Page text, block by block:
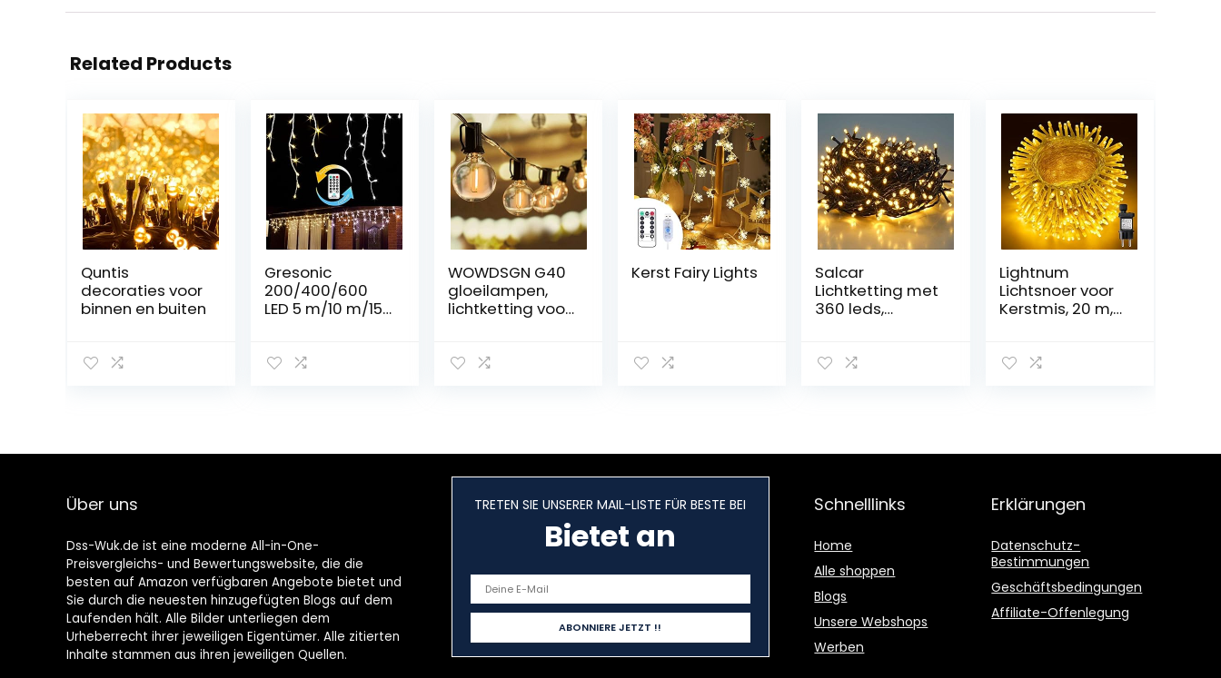
Related Products
Quntis
decoraties voor
binnen en buiten
Gresonic
200/400/600
LED 5 m/10 m/15
lichtgordijn
[energieklasse
WOWDSGN G40
gloeilampen,
lichtketting voor
lichtketting voor
geen krachten,
ideaal voor
bruiloft, feest
Kerst Fairy Lights
Salcar
Lichtketting met
360 leds,
decoratieve
warmwit, lengte
Lightnum
Lichtsnoer voor
Kerstmis, 20 m,
modi en
leuning, binnen-
Über uns
Dss-Wuk.de ist eine moderne All-in-One-
Preisvergleichs- und Bewertungswebsite, die die
besten auf Amazon verfügbaren Angebote bietet und
Sie durch die neuesten hinzugefügten Blogs auf dem
Laufenden hält. Alle Bilder unterliegen dem
Urheberrecht ihrer jeweiligen Eigentümer. Alle zitierten
Inhalte stammen aus ihren jeweiligen Quellen.
TRETEN SIE UNSERER MAIL-LISTE FÜR BESTE BEI
Bietet an
Schnelllinks
Home
Alle shoppen
Blogs
Unsere Webshops
Werben
Erklärungen
Datenschutz-
Bestimmungen
Geschäftsbedingungen
Affiliate-Offenlegung